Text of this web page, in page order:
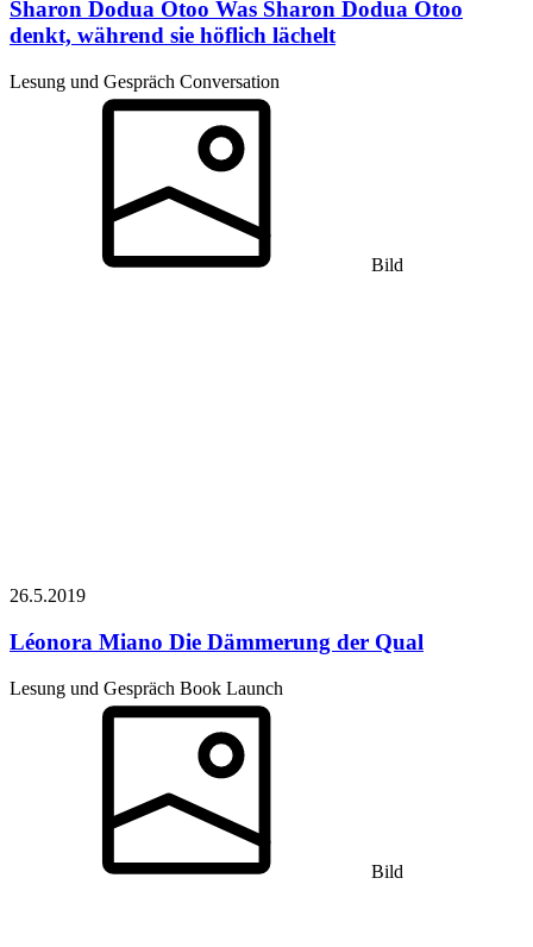
Sharon Dodua Otoo Was Sharon Dodua Otoo
denkt, während sie höflich lächelt
Lesung und Gespräch Conversation
Bild
26.5.2019
Léonora Miano Die Dämmerung der Qual
Lesung und Gespräch Book Launch
Bild